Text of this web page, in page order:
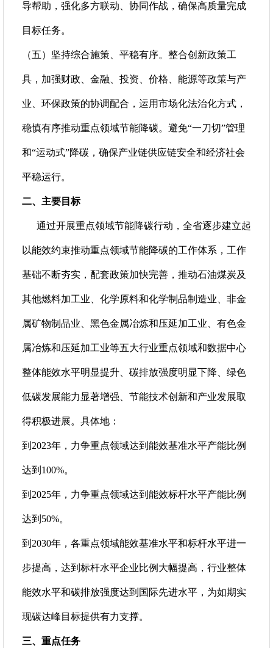
导帮助，强化多方联动、协同作战，确保高质量完成
目标任务。
（五）坚持综合施策、平稳有序。整合创新政策工
具，加强财政、金融、投资、价格、能源等政策与产
业、环保政策的协调配合，运用市场化法治化方式，
稳慎有序推动重点领域节能降碳。避免“一刀切”管理
和“运动式”降碳，确保产业链供应链安全和经济社会
平稳运行。
二、主要目标
通过开展重点领域节能降碳行动，全省逐步建立起
以能效约束推动重点领域节能降碳的工作体系，工作
基础不断夯实，配套政策加快完善，推动石油煤炭及
其他燃料加工业、化学原料和化学制品制造业、非金
属矿物制品业、黑色金属冶炼和压延加工业、有色金
属冶炼和压延加工业等五大行业重点领域和数据中心
整体能效水平明显提升、碳排放强度明显下降、绿色
低碳发展能力显著增强、节能技术创新和产业发展取
得积极进展。具体地：
到2023年，力争重点领域达到能效基准水平产能比例
达到100%。
到2025年，力争重点领域达到能效标杆水平产能比例
达到50%。
到2030年，各重点领域能效基准水平和标杆水平进一
步提高，达到标杆水平企业比例大幅提高，行业整体
能效水平和碳排放强度达到国际先进水平，为如期实
现碳达峰目标提供有力支撑。
三、重点任务